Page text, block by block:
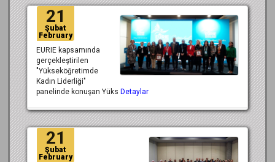
21
Şubat
February
EURIE kapsamında
gerçekleştirilen
"Yükseköğretimde
Kadın Liderliği"
panelinde konuşan Yüks Detaylar
21
Şubat
February